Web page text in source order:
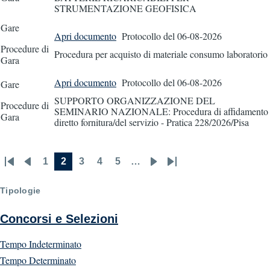
STRUMENTAZIONE GEOFISICA
Gare
Procedure di
Gara
Apri documento Protocollodel 06-08-2026
Procedura per acquisto di materiale consumo laboratorio
Gare
Procedure di
Gara
Apri documento Protocollodel 06-08-2026
SUPPORTO ORGANIZZAZIONE DEL
SEMINARIO NAZIONALE: Procedura di affidamento
diretto fornitura/del servizio - Pratica 228/2026/Pisa
Pagination
First
page
Previous
page
Page
1
Current
2 3 4 5 …
Next Last
Tipologie
Concorsi e Selezioni
Tempo Indeterminato
Tempo Determinato